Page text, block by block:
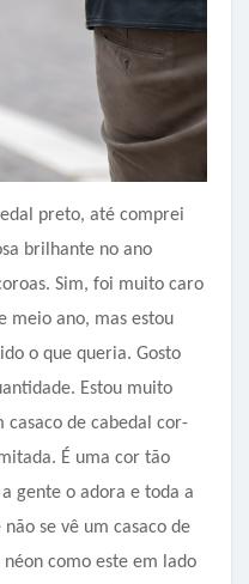
preto, até comprei
brilhante no ano
Sim, foi muito caro
meio ano, mas estou
o que queria. Gosto
Estou muito
de cabedal cor-
É uma cor tão
gente o adora e toda a
se vê um casaco de
como este em lado